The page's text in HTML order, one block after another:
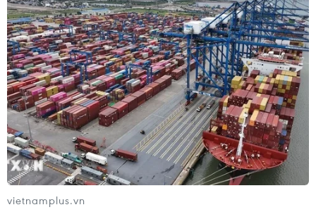
vietnamplus.vn